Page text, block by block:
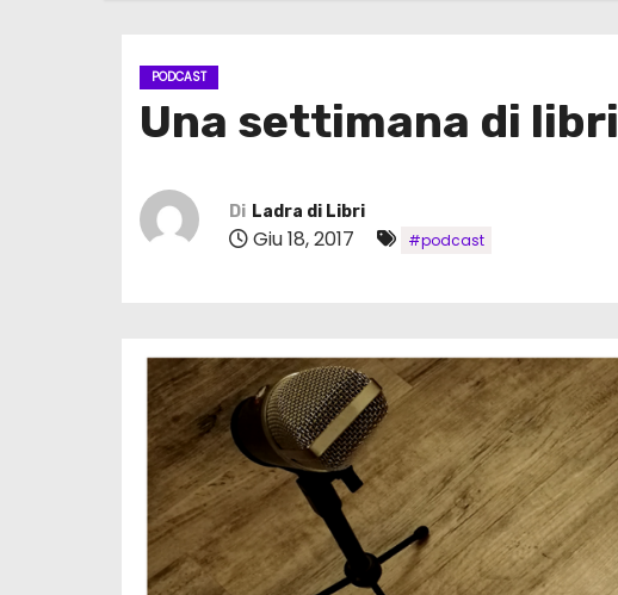
PODCAST
Una settimana di libri
Di Ladra di Libri
Giu 18, 2017 #podcast